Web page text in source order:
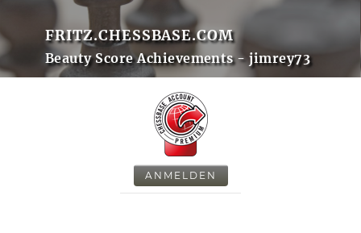
FRITZ.CHESSBASE.COM
Beauty Score Achievements - jimrey73
ANMELDEN